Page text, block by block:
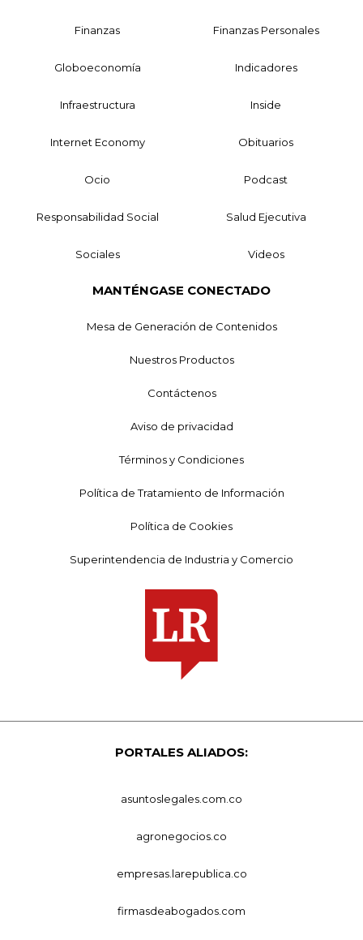
Finanzas Finanzas Personales
Globoeconomía Indicadores
Infraestructura Inside
Internet Economy Obituarios
Ocio Podcast
Responsabilidad Social Salud Ejecutiva
Sociales Videos
MANTÉNGASE CONECTADO
Mesa de Generación de Contenidos
Nuestros Productos
Contáctenos
Aviso de privacidad
Términos y Condiciones
Política de Tratamiento de Información
Política de Cookies
Superintendencia de Industria y Comercio
PORTALES ALIADOS:
asuntoslegales.com.co
agronegocios.co
empresas.larepublica.co
firmasdeabogados.com